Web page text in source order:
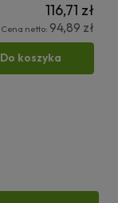
116,71 zł
Cena netto: 94,89 zł
Do koszyka